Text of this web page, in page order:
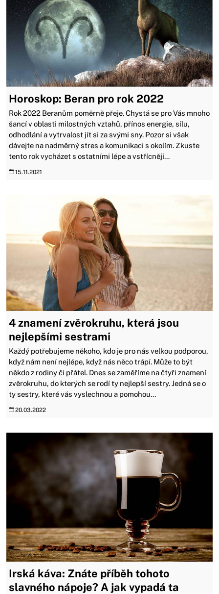
Horoskop: Beran pro rok 2022
Rok 2022 Beranům poměrně přeje. Chystá se pro Vás mnoho
šancí v oblasti milostných vztahů, přínos energie, sílu,
odhodlání a vytrvalost jít si za svými sny. Pozor si však
dávejte na nadměrný stres a komunikaci s okolím. Zkuste
tento rok vycházet s ostatními lépe a vstřícněji...
15.11.2021
4 znamení zvěrokruhu, která jsou
nejlepšími sestrami
Každý potřebujeme někoho, kdo je pro nás velkou podporou,
když nám není nejlépe, když nás něco trápí. Může to být
někdo z rodiny či přátel. Dnes se zaměříme na čtyři znamení
zvěrokruhu, do kterých se rodí ty nejlepší sestry. Jedná se o
ty sestry, které vás vyslechnou a pomohou...
20.03.2022
Irská káva: Znáte příběh tohoto
slavného nápoje? A jak vypadá ta